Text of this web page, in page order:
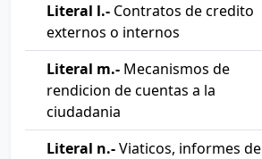
Literal l.- Contratos de credito
externos o internos
Literal m.- Mecanismos de
rendicion de cuentas a la
ciudadania
Literal n.-Viaticos, informes de